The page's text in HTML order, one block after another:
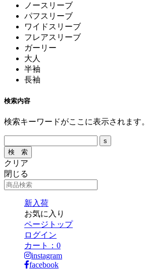
ノースリーブ
パフスリーブ
ワイドスリーブ
フレアスリーブ
ガーリー
大人
半袖
長袖
検索内容
検索キーワードがここに表示されます。
クリア
閉じる
新入荷
お気に入り
ページトップ
ログイン
カート： 0
instagram
facebook